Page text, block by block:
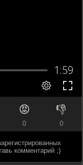
😡
0
👎
0
комментарий ;)